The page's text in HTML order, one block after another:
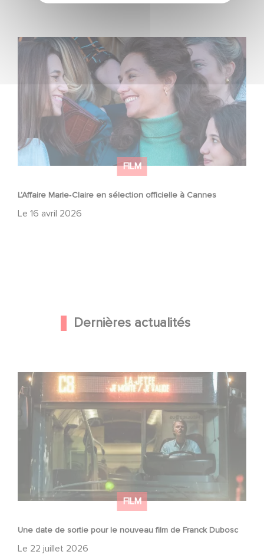
FILM
L’Affaire Marie‑Claire en sélection officielle à Cannes
Le 16 avril 2026
L’Affaire Marie‑Claire en sélection officielle à Cannes
Dernières actualités
FILM
Une date de sortie pour le nouveau film de Franck Dubosc
Le 22 juillet 2026
Une date de sortie pour le nouveau film de Franck
Dubosc